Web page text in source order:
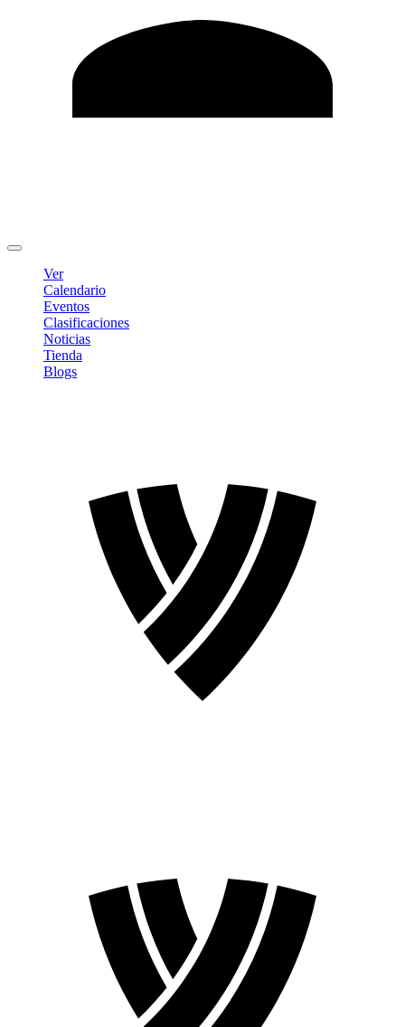
Ver
Calendario
Eventos
Clasificaciones
Noticias
Tienda
Blogs